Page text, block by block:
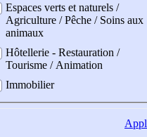
Espaces verts et naturels /
Agriculture / Pêche / Soins aux
animaux
Hôtellerie - Restauration /
Tourisme / Animation
Immobilier